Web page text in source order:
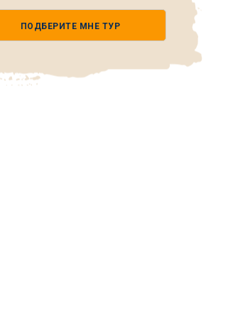
ПОДБЕРИТЕ МНЕ ТУР